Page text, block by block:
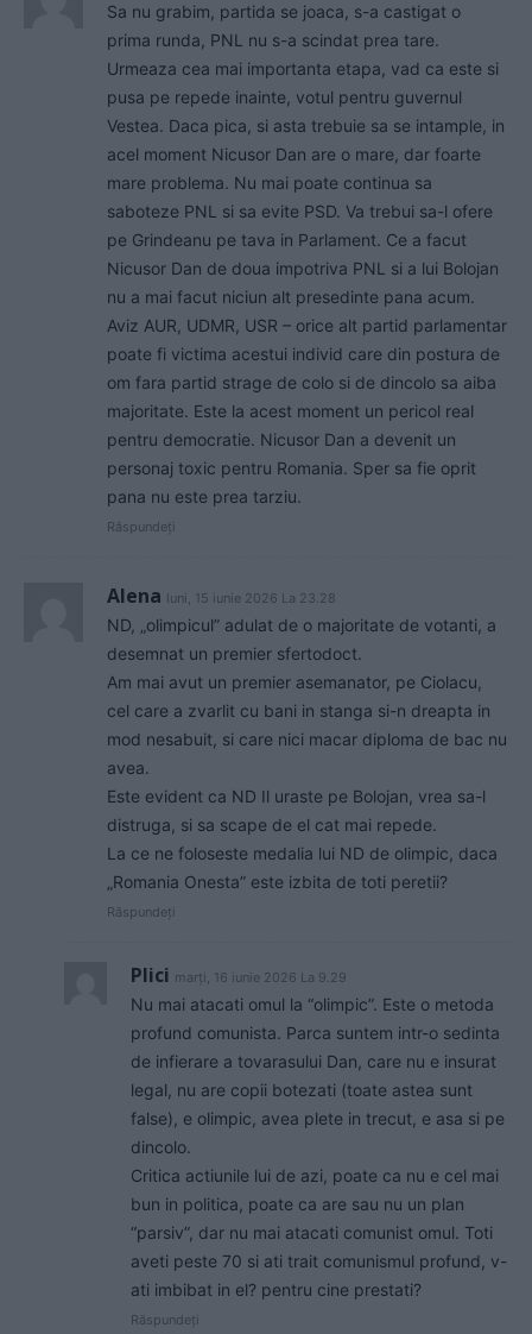
Sa nu grabim, partida se joaca, s-a castigat o
prima runda, PNL nu s-a scindat prea tare.
Urmeaza cea mai importanta etapa, vad ca este si
pusa pe repede inainte, votul pentru guvernul
Vestea. Daca pica, si asta trebuie sa se intample, in
acel moment Nicusor Dan are o mare, dar foarte
mare problema. Nu mai poate continua sa
saboteze PNL si sa evite PSD. Va trebui sa-l ofere
pe Grindeanu pe tava in Parlament. Ce a facut
Nicusor Dan de doua impotriva PNL si a lui Bolojan
nu a mai facut niciun alt presedinte pana acum.
Aviz AUR, UDMR, USR – orice alt partid parlamentar
poate fi victima acestui individ care din postura de
om fara partid strage de colo si de dincolo sa aiba
majoritate. Este la acest moment un pericol real
pentru democratie. Nicusor Dan a devenit un
personaj toxic pentru Romania. Sper sa fie oprit
pana nu este prea tarziu.
Răspundeți
Alena luni, 15 iunie 2026 La 23.28
ND, „olimpicul” adulat de o majoritate de votanti, a
desemnat un premier sfertodoct.
Am mai avut un premier asemanator, pe Ciolacu,
cel care a zvarlit cu bani in stanga si-n dreapta in
mod nesabuit, si care nici macar diploma de bac nu
avea.
Este evident ca ND Il uraste pe Bolojan, vrea sa-l
distruga, si sa scape de el cat mai repede.
La ce ne foloseste medalia lui ND de olimpic, daca
„Romania Onesta” este izbita de toti peretii?
Răspundeți
Plici marți, 16 iunie 2026 La 9.29
Nu mai atacati omul la “olimpic”. Este o metoda
profund comunista. Parca suntem intr-o sedinta
de infierare a tovarasului Dan, care nu e insurat
legal, nu are copii botezati (toate astea sunt
false), e olimpic, avea plete in trecut, e asa si pe
dincolo.
Critica actiunile lui de azi, poate ca nu e cel mai
bun in politica, poate ca are sau nu un plan
“parsiv”, dar nu mai atacati comunist omul. Toti
aveti peste 70 si ati trait comunismul profund, v-
ati imbibat in el? pentru cine prestati?
Răspundeți